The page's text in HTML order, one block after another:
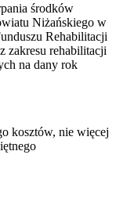
środków
Niżańskiego w
Rehabilitacji
zakresu rehabilitacji
na dany rok
kosztów, nie więcej